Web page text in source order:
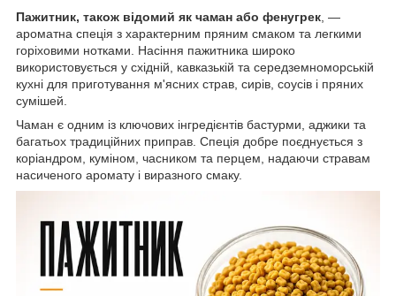
Пажитник, також відомий як чаман або фенугрек, —
ароматна спеція з характерним пряним смаком та легкими
горіховими нотками. Насіння пажитника широко
використовується у східній, кавказькій та середземноморській
кухні для приготування м'ясних страв, сирів, соусів і пряних
сумішей.
Чаман є одним із ключових інгредієнтів бастурми, аджики та
багатьох традиційних приправ. Спеція добре поєднується з
коріандром, куміном, часником та перцем, надаючи стравам
насиченого аромату і виразного смаку.